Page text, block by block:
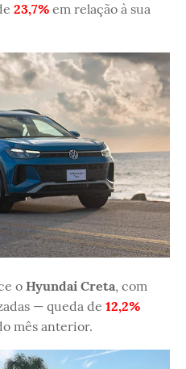
23,7% em relação à sua
o Hyundai Creta, com
— queda de 12,2%
mês anterior.